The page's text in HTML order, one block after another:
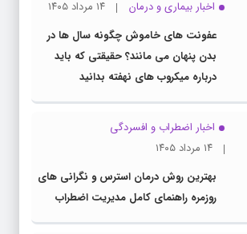
اخبار بیماری و درمان
۱۴ مرداد ۱۴۰۵
عفونت های خاموش چگونه سال ها در
بدن پنهان می مانند؟ حقیقتی که باید
درباره میکروب های نهفته بدانید
اخبار اضطراب و افسردگی
۱۴ مرداد ۱۴۰۵
بهترین روش درمان استرس و نگرانی های
روزمره راهنمای کامل مدیریت اضطراب